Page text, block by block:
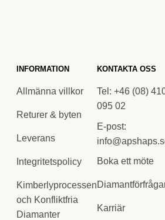
INFORMATION
Allmänna villkor
Returer & byten
Leverans
Integritetspolicy
Kimberlyprocessen
och Konfliktfria
Diamanter
KONTAKTA OSS
Tel: +46 (08)
095 02
E-post:
Boka ett möte
Karriär